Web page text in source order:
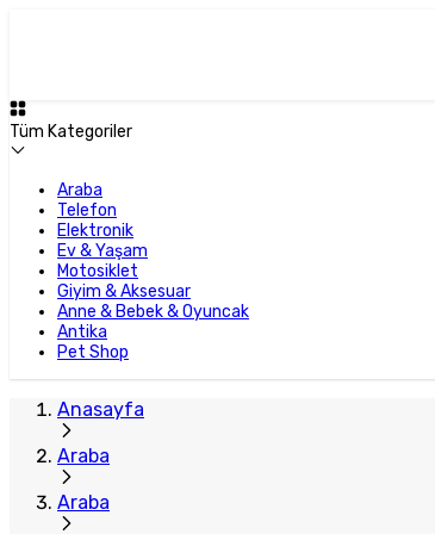
Tüm Kategoriler
Araba
Telefon
Elektronik
Ev & Yaşam
Motosiklet
Giyim & Aksesuar
Anne & Bebek & Oyuncak
Antika
Pet Shop
Anasayfa
Araba
Araba